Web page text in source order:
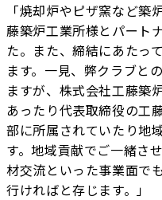
「焼却炉やピザ窯など
藤築炉工業所様とパート
た。また、締結にあたっ
ます。一見、弊クラブと
ますが、株式会社工藤築
あったり代表取締役の工
部に所属されていたり地
す。地域貢献でご一緒さ
材交流といった事業面で
行ければと存じます。」